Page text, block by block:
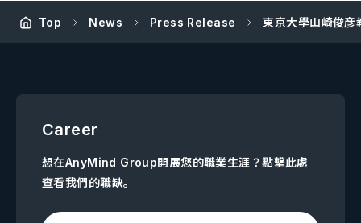
Top News Press Release 東京大學山崎俊
Career
想在AnyMind Group開展您的職業生涯？點擊此處
查看我們的職缺。